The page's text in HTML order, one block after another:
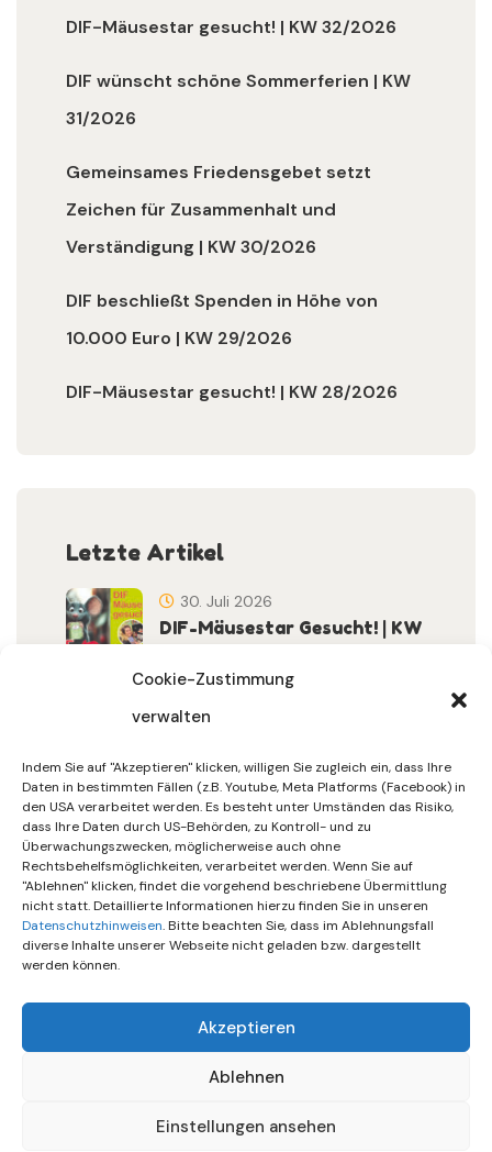
Cookie-Zustimmung
verwalten
Indem Sie auf "Akzeptieren" klicken, willigen Sie zugleich ein, dass Ihre
Daten in bestimmten Fällen (z.B. Youtube, Meta Platforms (Facebook) in
den USA verarbeitet werden. Es besteht unter Umständen das Risiko,
dass Ihre Daten durch US-Behörden, zu Kontroll- und zu
Überwachungszwecken, möglicherweise auch ohne
Rechtsbehelfsmöglichkeiten, verarbeitet werden. Wenn Sie auf
"Ablehnen" klicken, findet die vorgehend beschriebene Übermittlung
nicht statt. Detaillierte Informationen hierzu finden Sie in unseren
Datenschutzhinweisen. Bitte beachten Sie, dass im Ablehnungsfall
diverse Inhalte unserer Webseite nicht geladen bzw. dargestellt
werden können.
Akzeptieren
Ablehnen
Einstellungen ansehen
DIF-Mäusestar gesucht! | KW 32/2026
DIF wünscht schöne Sommerferien | KW
31/2026
Gemeinsames Friedensgebet setzt
Zeichen für Zusammenhalt und
Verständigung | KW 30/2026
DIF beschließt Spenden in Höhe von
10.000 Euro | KW 29/2026
DIF-Mäusestar gesucht! | KW 28/2026
Letzte Artikel
DIF-Mäusestar Gesucht! | KW
30. Juli 2026
Sommerferien | KW 31/…
30. Juli 2026
Gemeinsames Friedensgebet
Setzt Zeichen …
15. Juli 2026